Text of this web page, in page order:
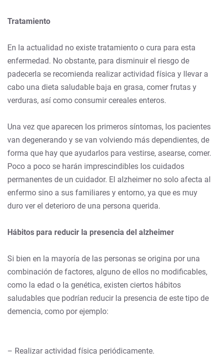
Tratamiento
En la actualidad no existe tratamiento o cura para esta
enfermedad. No obstante, para disminuir el riesgo de
padecerla se recomienda realizar actividad física y llevar a
cabo una dieta saludable baja en grasa, comer frutas y
verduras, así como consumir cereales enteros.
Una vez que aparecen los primeros síntomas, los pacientes
van degenerando y se van volviendo más dependientes, de
forma que hay que ayudarlos para vestirse, asearse, comer.
Poco a poco se harán imprescindibles los cuidados
permanentes de un cuidador. El alzheimer no solo afecta al
enfermo sino a sus familiares y entorno, ya que es muy
duro ver el deterioro de una persona querida.
Hábitos para reducir la presencia del alzheimer
Si bien en la mayoría de las personas se origina por una
combinación de factores, alguno de ellos no modificables,
como la edad o la genética, existen ciertos hábitos
saludables que podrían reducir la presencia de este tipo de
demencia, como por ejemplo:
– Realizar actividad física periódicamente.